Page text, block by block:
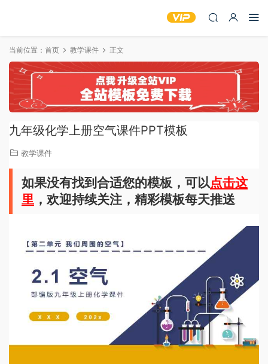
当前位置： 首页 教学课件 正文
九年级化学上册空气课件PPT模板
教学课件
如果没有找到合适您的模板，可以点击这
里 ，欢迎持续关注，精彩模板每天推送